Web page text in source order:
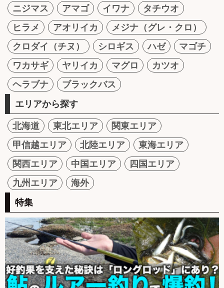
ニジマス
アマゴ イワナ
タチウオ
ヒラメ
アオリイカ
メジナ（グレ・クロ）
クロダイ（チヌ）
シロギス ハゼ
マゴチ
ワカサギ
ヤリイカ マグロ
カツオ
ヘラブナ
ブラックバス
エリアから探す
北海道 東北エリア
関東エリア
甲信越エリア
北陸エリア
東海エリア
関西エリア
中国エリア
四国エリア
九州エリア
海外
特集